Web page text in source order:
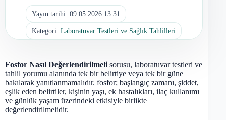
Yayın tarihi: 09.05.2026 13:31
Kategori: Laboratuvar Testleri ve Sağlık Tahlilleri
Fosfor Nasıl Değerlendirilmeli sorusu, laboratuvar testleri ve
tahlil yorumu alanında tek bir belirtiye veya tek bir güne
bakılarak yanıtlanmamalıdır. fosfor; başlangıç zamanı, şiddet,
eşlik eden belirtiler, kişinin yaşı, ek hastalıkları, ilaç kullanımı
ve günlük yaşam üzerindeki etkisiyle birlikte
değerlendirilmelidir.